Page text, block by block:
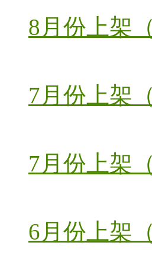
8月份上架
7月份上架
7月份上架
6月份上架